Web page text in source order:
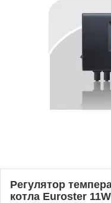
Регулятор
котла Euroster 11W